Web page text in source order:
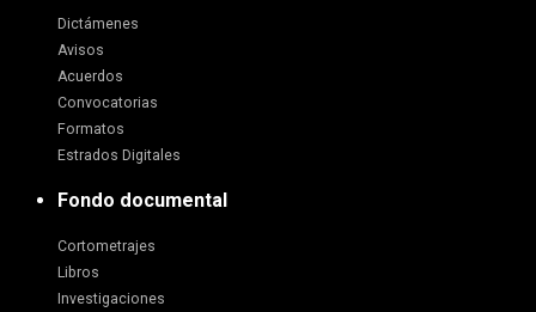
Dictámenes
Avisos
Acuerdos
Convocatorias
Formatos
Estrados Digitales
Fondo documental
Cortometrajes
Libros
Investigaciones